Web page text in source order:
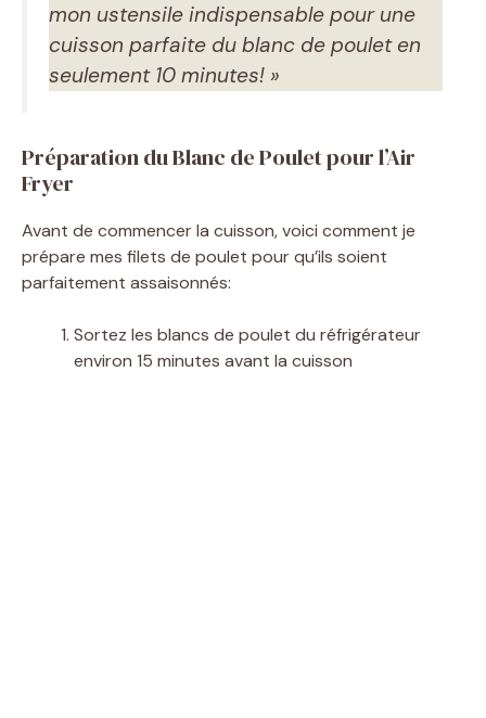
mon ustensile indispensable pour une
cuisson parfaite du blanc de poulet en
seulement 10 minutes! »
Préparation du Blanc de Poulet pour l’Air
Fryer
Avant de commencer la cuisson, voici comment je
prépare mes filets de poulet pour qu’ils soient
parfaitement assaisonnés:
Sortez les blancs de poulet du réfrigérateur
environ 15 minutes avant la cuisson